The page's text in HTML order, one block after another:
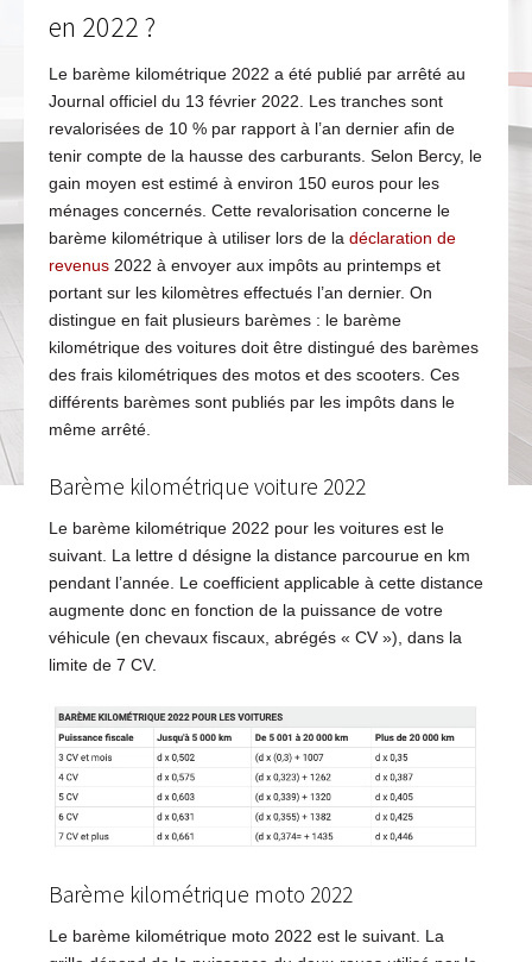
en 2022 ?
Le barème kilométrique 2022 a été publié par arrêté au
Journal officiel du 13 février 2022. Les tranches sont
revalorisées de 10 % par rapport à l’an dernier afin de
tenir compte de la hausse des carburants. Selon Bercy, le
gain moyen est estimé à environ 150 euros pour les
ménages concernés. Cette revalorisation concerne le
barème kilométrique à utiliser lors de la déclaration de
revenus2022 à envoyer aux impôts au printemps et
portant sur les kilomètres effectués l’an dernier. On
distingue en fait plusieurs barèmes : le barème
kilométrique des voitures doit être distingué des barèmes
des frais kilométriques des motos et des scooters. Ces
différents barèmes sont publiés par les impôts dans le
même arrêté.
Barème kilométrique voiture 2022
Le barème kilométrique 2022 pour les voitures est le
suivant. La lettre d désigne la distance parcourue en km
pendant l’année. Le coefficient applicable à cette distance
augmente donc en fonction de la puissance de votre
véhicule (en chevaux fiscaux, abrégés « CV »), dans la
limite de 7 CV.
Barème kilométrique moto 2022
Le barème kilométrique moto 2022 est le suivant. La